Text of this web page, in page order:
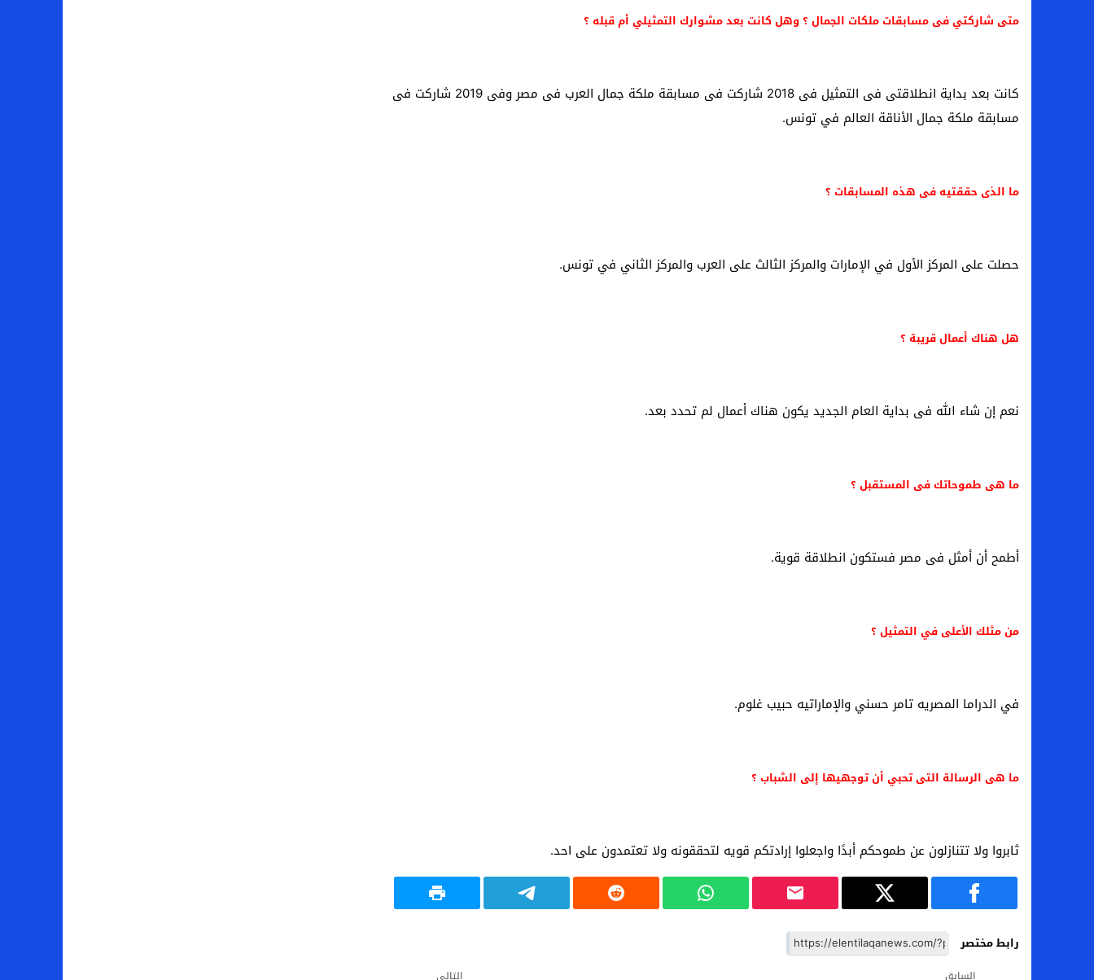
متى شاركتي فى مسابقات ملكات الجمال ؟ وهل كانت بعد مشوارك التمثيلي أم قبله ؟
كانت بعد بداية انطلاقتى فى التمثيل فى 2018 شاركت فى مسابقة ملكة جمال العرب فى مصر وفى 2019 شاركت فى
مسابقة ملكة جمال الأناقة العالم في تونس.
ما الذى حققتيه فى هذه المسابقات ؟
حصلت على المركز الأول في الإمارات والمركز الثالث على العرب والمركز الثاني في تونس.
هل هناك أعمال قريبة ؟
نعم إن شاء الله فى بداية العام الجديد يكون هناك أعمال لم تحدد بعد.
ما هى طموحاتك فى المستقبل ؟
أطمح أن أمثل فى مصر فستكون انطلاقة قوية.
من مثلك الأعلى في التمثيل ؟
في الدراما المصريه تامر حسني والإماراتيه حبيب غلوم.
ما هى الرسالة التى تحبي أن توجهيها إلى الشباب ؟
ثابروا ولا تتنازلون عن طموحكم أبدًا واجعلوا إرادتكم قويه لتحققونه ولا تعتمدون على احد.
رابط مختصر
السابق التالي